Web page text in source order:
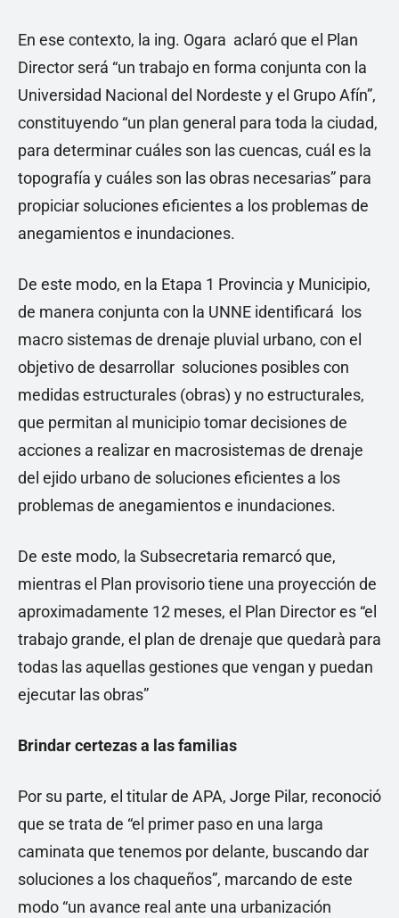
En ese contexto, la ing. Ogara aclaró que el Plan
Director será “un trabajo en forma conjunta con la
Universidad Nacional del Nordeste y el Grupo Afín”,
constituyendo “un plan general para toda la ciudad,
para determinar cuáles son las cuencas, cuál es la
topografía y cuáles son las obras necesarias” para
propiciar soluciones eficientes a los problemas de
anegamientos e inundaciones.
De este modo, en la Etapa 1 Provincia y Municipio,
de manera conjunta con la UNNE identificará los
macro sistemas de drenaje pluvial urbano, con el
objetivo de desarrollar soluciones posibles con
medidas estructurales (obras) y no estructurales,
que permitan al municipio tomar decisiones de
acciones a realizar en macrosistemas de drenaje
del ejido urbano de soluciones eficientes a los
problemas de anegamientos e inundaciones.
De este modo, la Subsecretaria remarcó que,
mientras el Plan provisorio tiene una proyección de
aproximadamente 12 meses, el Plan Director es “el
trabajo grande, el plan de drenaje que quedarà para
todas las aquellas gestiones que vengan y puedan
ejecutar las obras”
Brindar certezas a las familias
Por su parte, el titular de APA, Jorge Pilar, reconoció
que se trata de “el primer paso en una larga
caminata que tenemos por delante, buscando dar
soluciones a los chaqueños”, marcando de este
modo “un avance real ante una urbanización